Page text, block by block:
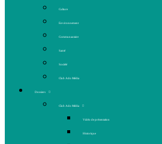
Culture
Environnement
Communautaire
Santé
Société
Club Ado Média
Dossiers
Club Ado Média
Vidéo de présentation
Historique